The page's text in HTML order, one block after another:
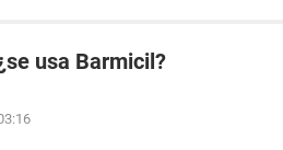
usa Barmicil?